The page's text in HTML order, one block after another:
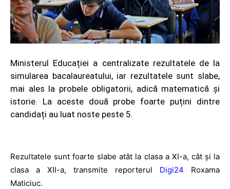
Ministerul Educației a centralizate rezultatele de la
simularea bacalaureatului, iar rezultatele sunt slabe,
mai ales la probele obligatorii, adică matematică și
istorie. La aceste două probe foarte puțini dintre
candidați au luat noste peste 5.
Rezultatele sunt foarte slabe atât la clasa a XI-a, cât și la
clasa a XII-a, transmite reporterul Digi24 Roxama
Maticiuc.